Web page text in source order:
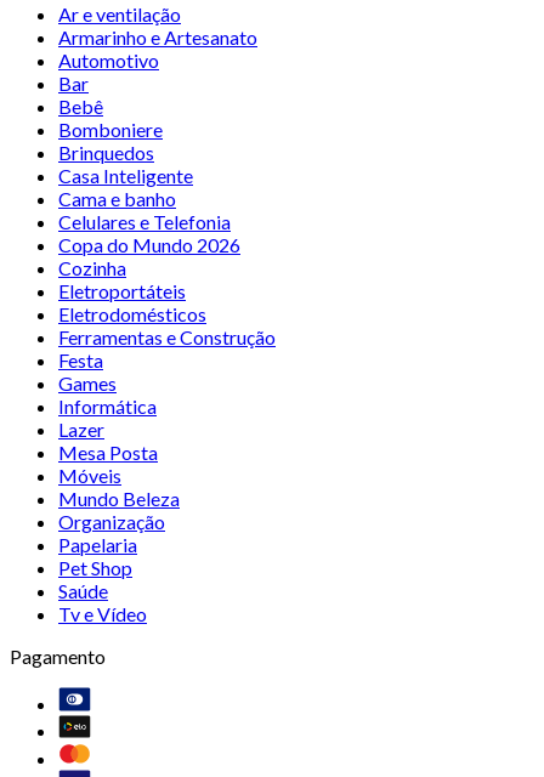
Ar e ventilação
Armarinho e Artesanato
Automotivo
Bar
Bebê
Bomboniere
Brinquedos
Casa Inteligente
Cama e banho
Celulares e Telefonia
Copa do Mundo 2026
Cozinha
Eletroportáteis
Eletrodomésticos
Ferramentas e Construção
Festa
Games
Informática
Lazer
Mesa Posta
Móveis
Mundo Beleza
Organização
Papelaria
Pet Shop
Saúde
Tv e Vídeo
Pagamento